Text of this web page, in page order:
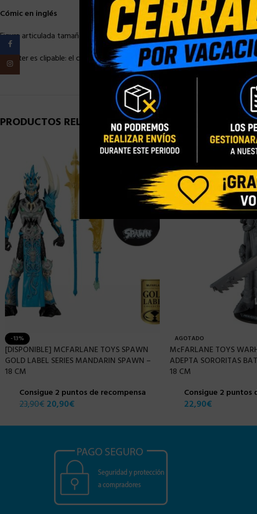
Cómic en inglés
Figura articulada tamaño aprox. 8 cm y cómic (en inglés, disponible
El blíster es clipable: el cómic se puede leer y volver a colocar en su
PRODUCTOS RELACIONADOS
-13%
[DISPONIBLE] MCFARLANE TOYS SPAWN
GOLD LABEL SERIES MANDARIN SPAWN –
18 CM
Consigue 2 puntos de recompensa
23,90€ 20,90€
AGOTADO
McFARLANE TOYS
ADEPTA SORORITAS
18 CM
Consigue 2 puntos
22,90€
Instagram